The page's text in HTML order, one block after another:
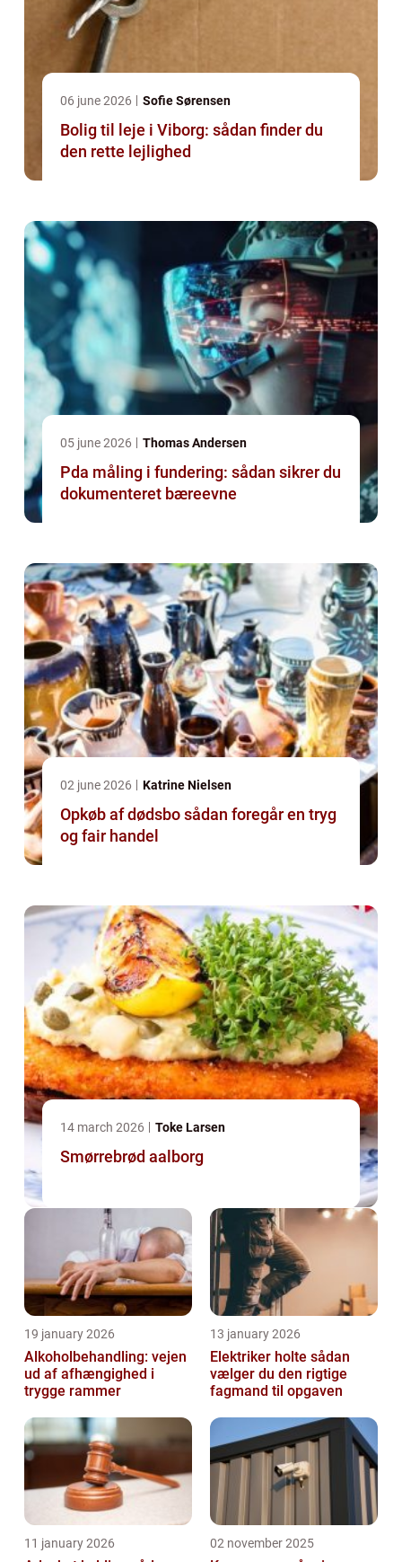
06 june 2026 Sofie Sørensen
Bolig til leje i Viborg: sådan finder du
den rette lejlighed
05 june 2026 Thomas Andersen
Pda måling i fundering: sådan sikrer du
dokumenteret bæreevne
02 june 2026 Katrine Nielsen
Opkøb af dødsbo sådan foregår en tryg
og fair handel
14 march 2026 Toke Larsen
Smørrebrød aalborg
19 january 2026
Alkoholbehandling: vejen
ud af afhængighed i
trygge rammer
13 january 2026
Elektriker holte sådan
vælger du den rigtige
fagmand til opgaven
11 january 2026 02 november 2025